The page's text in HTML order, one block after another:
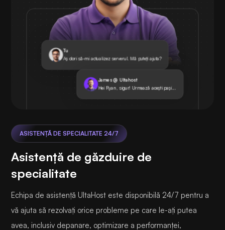
Tu
Aș dori să-mi actualizez serverul. Mă puteți ajuta?
James @ Ultahost
Hei Ryan, sigur! Urmează acești pași...
ASISTENȚĂ DE SPECIALITATE 24/7
Asistență de găzduire de
specialitate
Echipa de asistență UltaHost este disponibilă 24/7 pentru a
vă ajuta să rezolvați orice probleme pe care le-ați putea
avea, inclusiv depanare, optimizare a performanței,